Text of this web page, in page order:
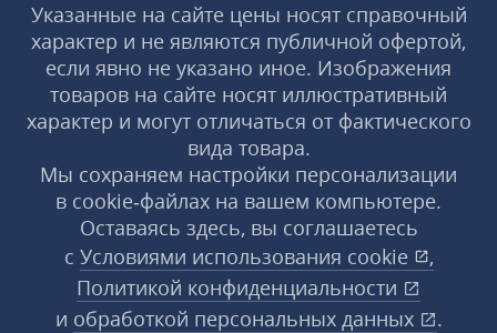
Указанные на сайте цены носят справочный
характер и не являются публичной офертой,
если явно не указано иное. Изображения
товаров на сайте носят иллюстративный
характер и могут отличаться от фактического
вида товара.
Мы сохраняем настройки персонализации
в cookie‑файлах на вашем компьютере.
Оставаясь здесь, вы соглашаетесь
с Условиями использования cookie
,
Политикой конфиденциальности
и обработкой персональных данных
.